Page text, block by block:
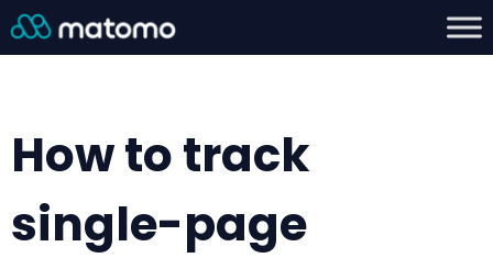
How to track
single-page